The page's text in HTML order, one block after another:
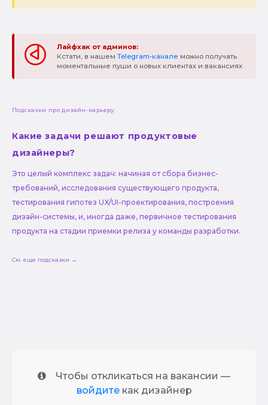
Лайфхак от админов:
Кстати, в нашем Telegram-канале можно получать
моментальные пуши о новых клиентах и вакансиях
Подсказки про дизайн-карьеру:
Какие задачи решают продуктовые
дизайнеры?
Это целый комплекс задач: начиная от сбора бизнес-
требований, исследования существующего продукта,
тестирования гипотез UX/UI-проектирования, построения
дизайн-системы, и, иногда даже, первичное тестирования
продукта на стадии приемки релиза у команды разработки.
См. еще подсказки →
Чтобы откликаться на вакансии —
войдитекак дизайнер